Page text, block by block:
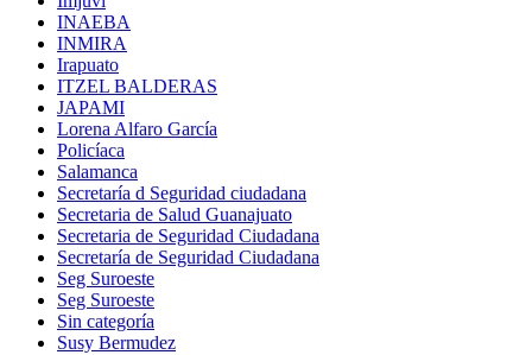
INAEBA
INMIRA
Irapuato
ITZEL BALDERAS
JAPAMI
Lorena Alfaro García
Policíaca
Salamanca
Secretaría d Seguridad ciudadana
Secretaria de Salud Guanajuato
Secretaria de Seguridad Ciudadana
Secretaría de Seguridad Ciudadana
Seg Suroeste
Seg Suroeste
Sin categoría
Susy Bermudez